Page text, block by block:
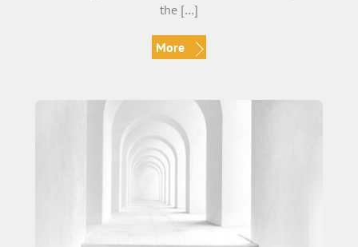
the […]
More